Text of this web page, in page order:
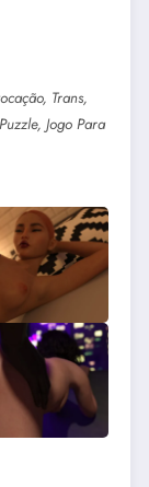
Trans,
Jogo Para